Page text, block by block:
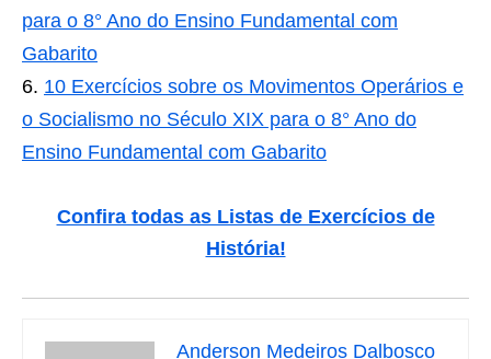
para o 8° Ano do Ensino Fundamental com
Gabarito
10 Exercícios sobre os Movimentos Operários e
o Socialismo no Século XIX para o 8° Ano do
Ensino Fundamental com Gabarito
Confira todas as Listas de Exercícios de
História!
Anderson Medeiros Dalbosco